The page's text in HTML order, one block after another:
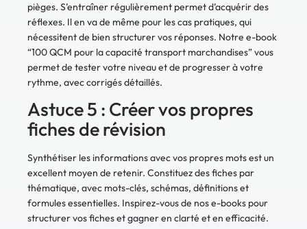
pièges. S’entraîner régulièrement permet d’acquérir des
réflexes. Il en va de même pour les cas pratiques, qui
nécessitent de bien structurer vos réponses. Notre e-book
“100 QCM pour la capacité transport marchandises” vous
permet de tester votre niveau et de progresser à votre
rythme, avec corrigés détaillés.
Astuce 5 : Créer vos propres
fiches de révision
Synthétiser les informations avec vos propres mots est un
excellent moyen de retenir. Constituez des fiches par
thématique, avec mots-clés, schémas, définitions et
formules essentielles. Inspirez-vous de nos e-books pour
structurer vos fiches et gagner en clarté et en efficacité.